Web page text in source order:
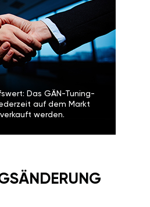
Das GÄN-Tuning-
auf dem Markt
werden.